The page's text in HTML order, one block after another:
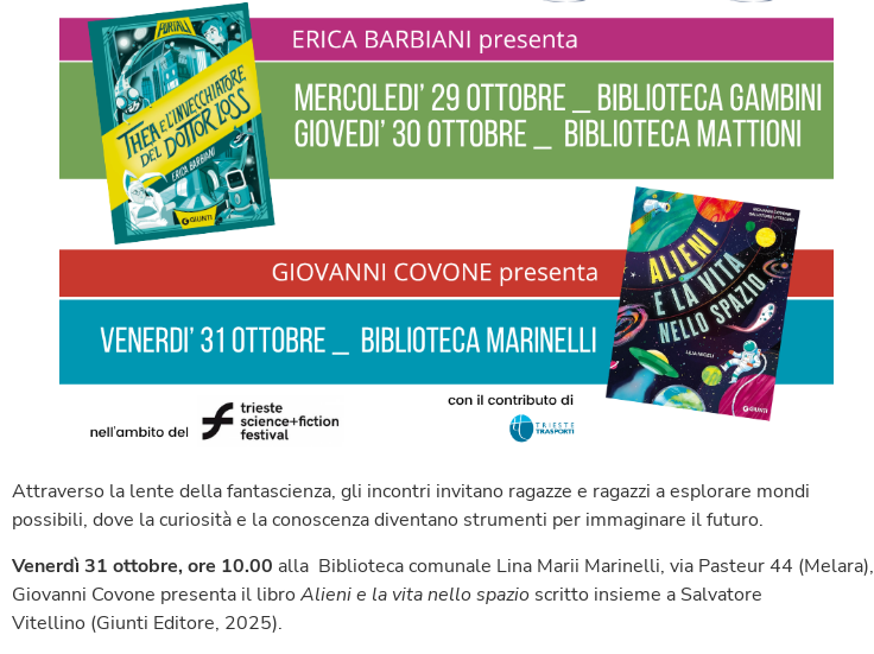
Attraverso la lente della fantascienza, gli incontri invitano ragazze e ragazzi a esplorare mondi
possibili, dove la curiosità e la conoscenza diventano strumenti per immaginare il futuro.
Venerdì 31 ottobre, ore 10.00 alla Biblioteca comunale Lina Marii Marinelli, via Pasteur 44 (Melara),
Giovanni Covone presenta il libro Alieni e la vita nello spazio scritto insieme a Salvatore
Vitellino (Giunti Editore, 2025).